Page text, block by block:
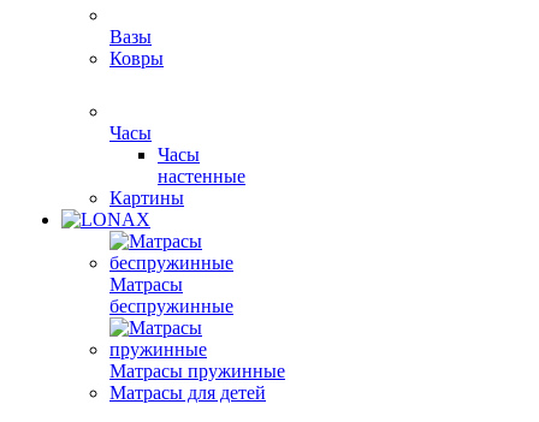
Вазы
Ковры
Часы
Часы
настенные
Картины
Матрасы
беспружинные
Матрасы пружинные
Матрасы для детей